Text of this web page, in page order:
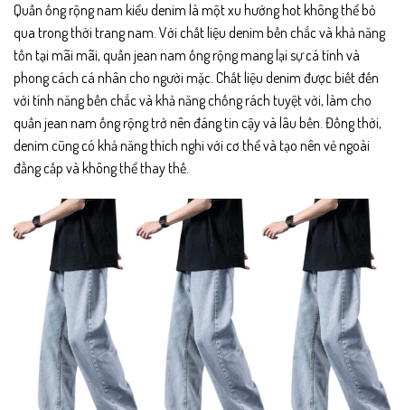
Quần ống rộng nam kiểu denim là một xu hướng hot không thể bỏ
qua trong thời trang nam. Với chất liệu denim bền chắc và khả năng
tồn tại mãi mãi, quần jean nam ống rộng mang lại sự cá tính và
phong cách cá nhân cho người mặc. Chất liệu denim được biết đến
với tính năng bền chắc và khả năng chống rách tuyệt vời, làm cho
quần jean nam ống rộng trở nên đáng tin cậy và lâu bền. Đồng thời,
denim cũng có khả năng thích nghi với cơ thể và tạo nên vẻ ngoài
đẳng cấp và không thể thay thế.